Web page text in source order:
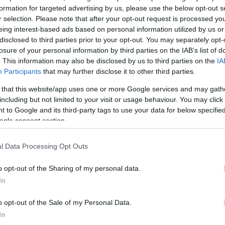
for targeted advertising by us, please use the below opt-out
selection. Please note that after your opt-out request is processed
interest-based ads based on personal information utilized by us
to third parties prior to your opt-out. You may separately
of your personal information by third parties on the IAB’s list of
This information may also be disclosed by us to third parties on the
Participants that may further disclose it to other third parties.
this website/app uses one or more Google services and may
but not limited to your visit or usage behaviour. You may
to Google and its third-party tags to use your data for below
consent section.
Data Processing Opt Outs
opt-out of the Sharing of my personal data.
opt-out of the Sale of my Personal Data.
bebizonyította: Márai Sándor
orvosságok hétköznapi botlásainkra.
egyik teltházas előadása lesz újra látható a
köszönti minden látogatásakorHajdú
New York-i öregembert, akit egyszer majdnem
humoros, ám sokszor szívszorító
szemtanúi: a hagyománytisztelő, de
fiatalember összecsapásának, majd
én, kedden